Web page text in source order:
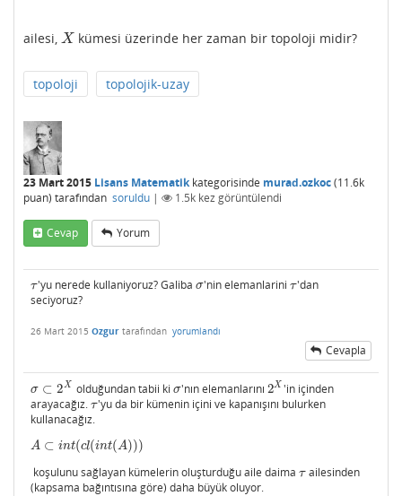
ailesi, X
X kümesi üzerinde her zaman bir topoloji midir?
topoloji topolojik-uzay
23 Mart 2015 Lisans Matematikkategorisinde murad.ozkoc(11.6k
puan) tarafından soruldu | 1.5k kez görüntülendi
Cevap Yorum
τ
τ'yu nerede kullaniyoruz? Galibaσ
σ'nin elemanlarini τ
τ'dan
seciyoruz?
26 Mart 2015 Ozgur tarafından yorumlandı
Cevapla
σ ⊂ 2X
σ⊂2 X olduğundan tabii ki σ
σ'nın elemanlarını 2X
2X 'in içinden
arayacağız. τ
τ'yu da bir kümenin içini ve kapanışını bulurken
kullanacağız.
A ⊂ int(cl(int(A)))
A ⊂int(cl(int(A)))
koşulunu sağlayan kümelerin oluşturduğu aile daima τ
τ ailesinden
(kapsama bağıntısına göre) daha büyük oluyor.